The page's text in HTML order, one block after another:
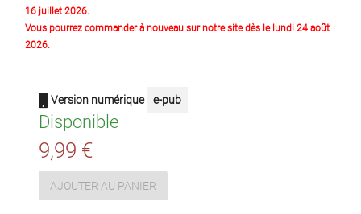
16 juillet 2026.
Vous pourrez commander à nouveau sur notre site dès le lundi 24 août
2026.
Version numérique e-pub
Disponible
9,99 €
AJOUTER AU PANIER